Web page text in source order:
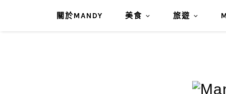
關於MANDY 美食 旅遊